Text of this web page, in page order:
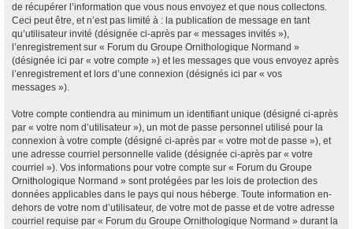
de récupérer l’information que vous nous envoyez et que nous collectons.
Ceci peut être, et n’est pas limité à : la publication de message en tant
qu’utilisateur invité (désignée ci-après par « messages invités »),
l’enregistrement sur « Forum du Groupe Ornithologique Normand »
(désignée ici par « votre compte ») et les messages que vous envoyez après
l’enregistrement et lors d’une connexion (désignés ici par « vos
messages »).
Votre compte contiendra au minimum un identifiant unique (désigné ci-après
par « votre nom d’utilisateur »), un mot de passe personnel utilisé pour la
connexion à votre compte (désigné ci-après par « votre mot de passe »), et
une adresse courriel personnelle valide (désignée ci-après par « votre
courriel »). Vos informations pour votre compte sur « Forum du Groupe
Ornithologique Normand » sont protégées par les lois de protection des
données applicables dans le pays qui nous héberge. Toute information en-
dehors de votre nom d’utilisateur, de votre mot de passe et de votre adresse
courriel requise par « Forum du Groupe Ornithologique Normand » durant la